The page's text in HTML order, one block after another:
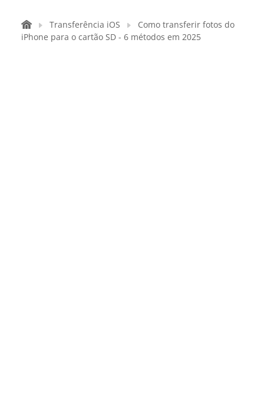
Transferência iOS
Como transferir fotos do
iPhone para o cartão SD - 6 métodos em 2025